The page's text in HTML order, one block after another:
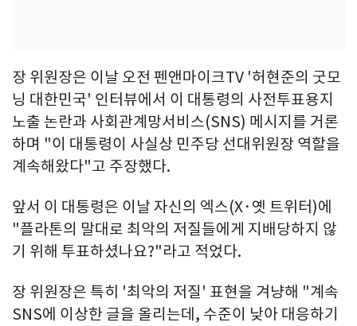
장 위원장은 이날 오전 펜앤마이크TV '허현준의 굿모
닝 대한민국' 인터뷰에서 이 대통령의 사전투표용지
노출 논란과 사회관계망서비스(SNS) 메시지를 거론
하며 "이 대통령이 사실상 민주당 선대위원장 역할을
계속해왔다"고 주장했다.
앞서 이 대통령은 이날 자신의 엑스(X·옛 트위터)에
"플라톤의 말대로 최악의 저질들에게 지배당하지 않
기 위해 투표하셨나요?"라고 적었다.
장 위원장은 특히 '최악의 저질' 표현을 겨냥해 "계속
SNS에 이상한 글을 올리는데, 수준이 낮아 대응하기